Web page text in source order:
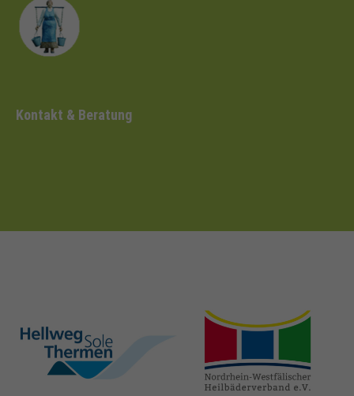
Kontakt & Beratung
hellweg-sole-
thermen.de
heilbaeder.de